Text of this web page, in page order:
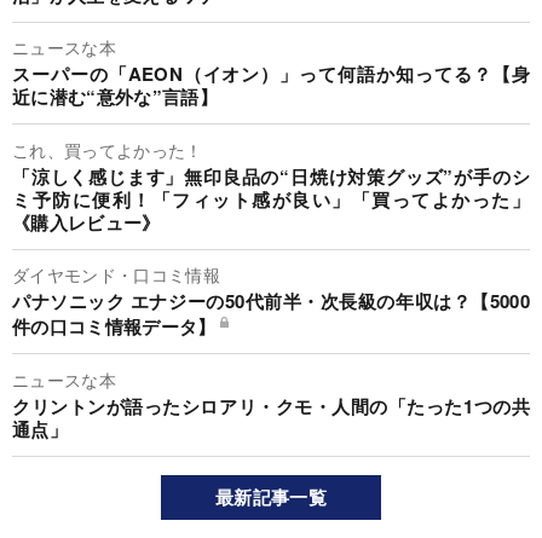
ニュースな本
スーパーの「AEON（イオン）」って何語か知ってる？【身
近に潜む“意外な”言語】
これ、買ってよかった！
「涼しく感じます」無印良品の“日焼け対策グッズ”が手のシ
ミ予防に便利！「フィット感が良い」「買ってよかった」
《購入レビュー》
ダイヤモンド・口コミ情報
パナソニック エナジーの50代前半・次長級の年収は？【5000
件の口コミ情報データ】
ニュースな本
クリントンが語ったシロアリ・クモ・人間の「たった1つの共
通点」
最新記事一覧